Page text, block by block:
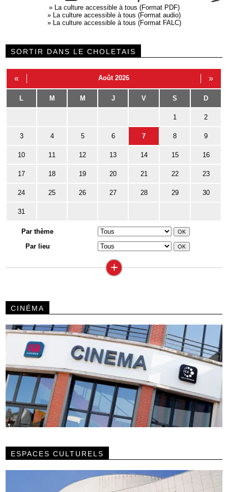
» La culture accessible à tous (Format PDF)
» La culture accessible à tous (Format audio)
» La culture accessible à tous (Format FALC)
SORTIR DANS LE CHOLETAIS
« Août 2026 »
L M M J V S D
1 2
3 4 5 6 7 8 9
10 11 12 13 14 15 16
17 18 19 20 21 22 23
24 25 26 27 28 29 30
31
Par thème
Par lieu
+
CINÉMA
ESPACES CULTURELS